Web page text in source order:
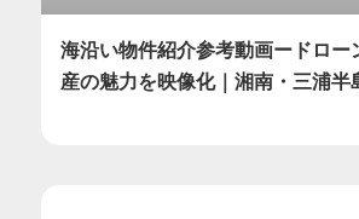
海沿い物件紹介参考動画ードロー
産の魅力を映像化｜湘南・三浦半